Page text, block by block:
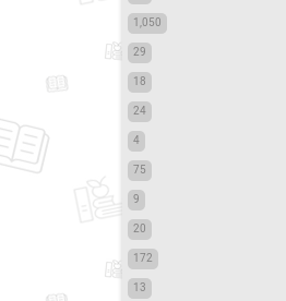
1,050
29
18
24
4
75
9
20
172
13